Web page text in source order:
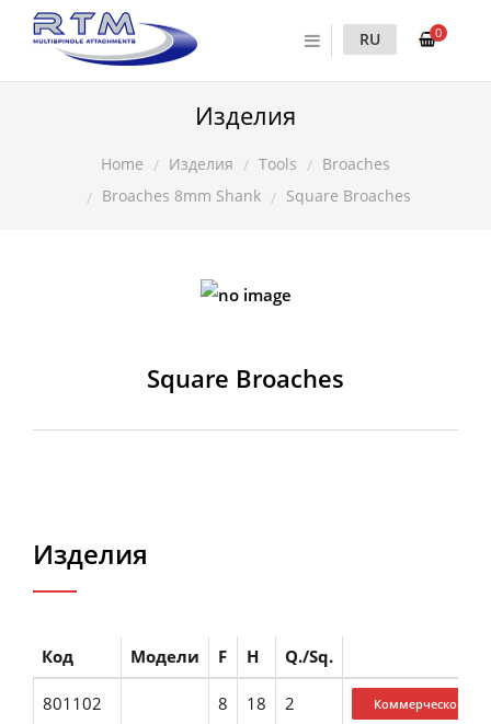
0
RU
Изделия
Home Изделия Tools
Broaches
Broaches 8mm Shank
Square Broaches
Square Broaches
Изделия
Код Модели F H Q./Sq.
801102 8 18 2